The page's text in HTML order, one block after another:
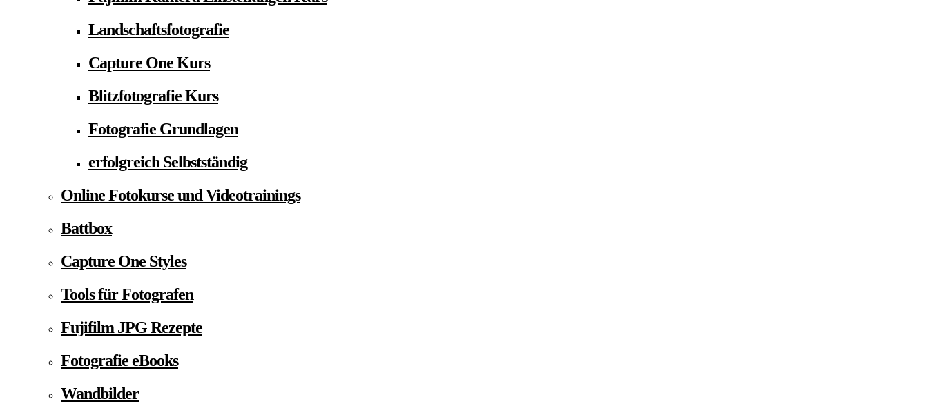
Landschaftsfotografie
Capture One Kurs
Blitzfotografie Kurs
Fotografie Grundlagen
erfolgreich Selbstständig
Online Fotokurse und Videotrainings
Battbox
Capture One Styles
Tools für Fotografen
Fujifilm JPG Rezepte
Fotografie eBooks
Wandbilder